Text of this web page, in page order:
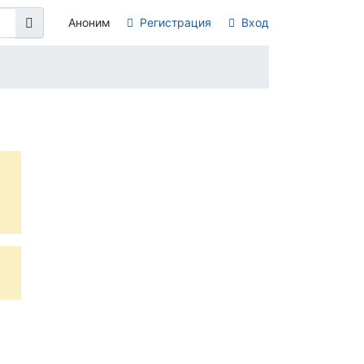
Аноним Регистрация Вход